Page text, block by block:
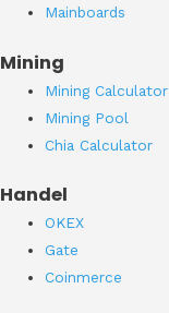
Mainboards
Mining
Mining Calculator
Mining Pool
Chia Calculator
Handel
OKEX
Gate
Coinmerce